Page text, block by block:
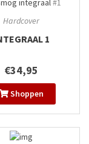
integraal#1
Hardcover
1
€34,95
Shoppen